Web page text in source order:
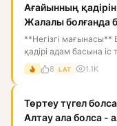
Ағайынның
Жалалы болғанда
**Негізгі
қадірі адам басына іс
а...
8 LAT 1.1K
Төртеу түгел
Алтау ала болса -